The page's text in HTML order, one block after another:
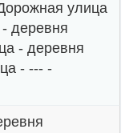
улица
деревня
- деревня
- --- -